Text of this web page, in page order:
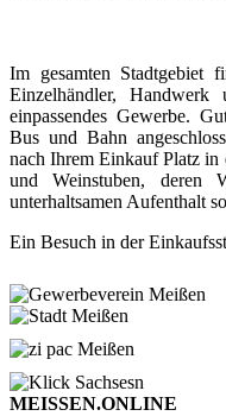
Im gesamten Stadtgebiet
Einzelhändler,
einpassendes Gewerbe.
Bus und Bahn
nach Ihrem Einkauf Platz in
und Weinstuben, deren
unterhaltsamen Aufenthalt
Ein Besuch in der
MEISSEN.ONLINE